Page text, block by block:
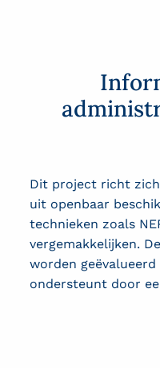
Dit project richt
uit openbaar
technieken zoals
vergemakkelijken.
worden
ondersteunt door